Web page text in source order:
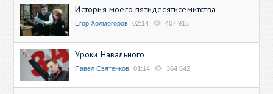
История моего пятидесятисемитства
Егор Холмогоров 02:14 407 915
Уроки Навального
Павел Святенков 01:14 364 642